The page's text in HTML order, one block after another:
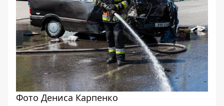
Фото Дениса Карпенко